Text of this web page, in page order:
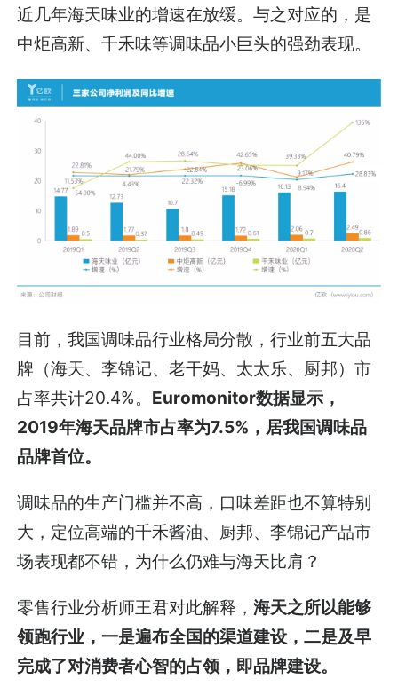
近几年海天味业的增速在放缓。与之对应的，是
中炬高新、千禾味等调味品小巨头的强劲表现。
目前，我国调味品行业格局分散，行业前五大品
牌（海天、李锦记、老干妈、太太乐、厨邦）市
占率共计20.4%。 Euromonitor数据显示，
2019年海天品牌市占率为7.5%，居我国调味品
品牌首位。
调味品的生产门槛并不高，口味差距也不算特别
大，定位高端的千禾酱油、厨邦、李锦记产品市
场表现都不错，为什么仍难与海天比肩？
零售行业分析师王君对此解释，海天之所以能够
领跑行业，一是遍布全国的渠道建设，二是及早
完成了对消费者心智的占领，即品牌建设。